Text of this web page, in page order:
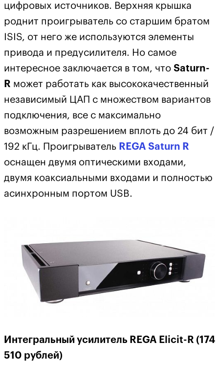
цифровых источников. Верхняя крышка
роднит проигрыватель со старшим братом
ISIS, от него же используются элементы
привода и предусилителя. Но самое
интересное заключается в том, что Saturn-
R может работать как высококачественный
независимый ЦАП с множеством вариантов
подключения, все с максимально
возможным разрешением вплоть до 24 бит /
192 кГц. Проигрыватель REGA Saturn R
оснащен двумя оптическими входами,
двумя коаксиальными входами и полностью
асинхронным портом USB.
Интегральный усилитель REGA Elicit-R (174
510 рублей)